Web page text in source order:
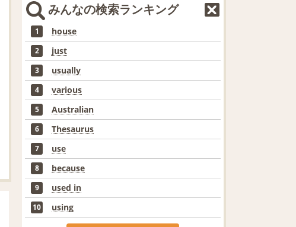
みんなの検索ランキング
1 house
2 just
3 usually
4 various
5 Australian
6 Thesaurus
7 use
8 because
9 used in
10 using